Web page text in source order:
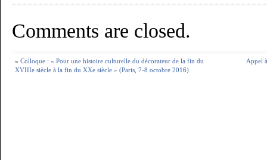
Comments are closed.
« Colloque : « Pour une histoire culturelle du décorateur de la fin du
XVIIIe siècle à la fin du XXe siècle » (Paris, 7-8 octobre 2016)
Appel